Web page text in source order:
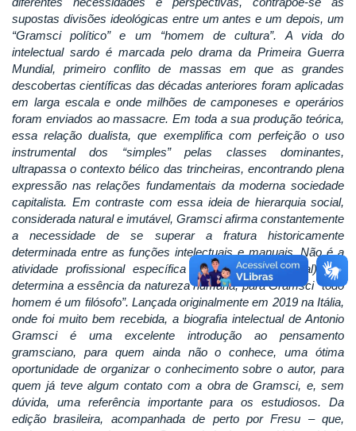
supostas divisões ideológicas entre um antes e um depois, um
“Gramsci político” e um “homem de cultura”. A vida do
intelectual sardo é marcada pelo drama da Primeira Guerra
Mundial, primeiro conflito de massas em que as grandes
descobertas científicas das décadas anteriores foram aplicadas
em larga escala e onde milhões de camponeses e operários
foram enviados ao massacre. Em toda a sua produção teórica,
essa relação dualista, que exemplifica com perfeição o uso
instrumental dos “simples” pelas classes dominantes,
ultrapassa o contexto bélico das trincheiras, encontrando plena
expressão nas relações fundamentais da moderna sociedade
capitalista. Em contraste com essa ideia de hierarquia social,
considerada natural e imutável, Gramsci afirma constantemente
a necessidade de se superar a fratura historicamente
determinada entre as funções intelectuais e manuais. Não é a
atividade profissional específica (material ou espiritual) que
determina a essência da natureza humana, para Gramsci “todo
homem é um filósofo”. Lançada originalmente em 2019 na Itália,
onde foi muito bem recebida, a biografia intelectual de Antonio
Gramsci é uma excelente introdução ao pensamento
gramsciano, para quem ainda não o conhece, uma ótima
oportunidade de organizar o conhecimento sobre o autor, para
quem já teve algum contato com a obra de Gramsci, e, sem
dúvida, uma referência importante para os estudiosos. Da
edição brasileira, acompanhada de perto por Fresu – que,